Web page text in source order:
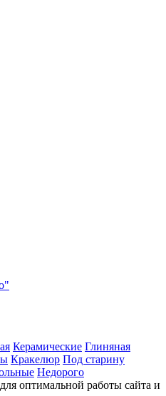
Керамические Глиняная
Кракелюр Под старину
Недорого
оптимальной работы сайта и